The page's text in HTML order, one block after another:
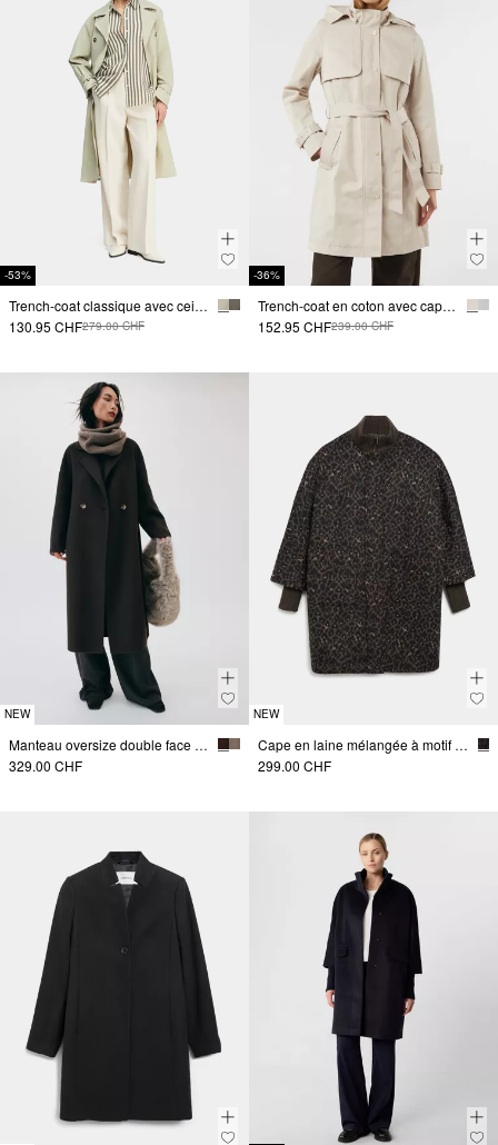
-53%
Trench-coat classique avec ceinture à nouer
130.95 CHF279.00 CHF
-36%
Trench-coat en coton avec capuche amovible et ceinture à nouer
152.95 CHF239.00 CHF
NEW
Manteau oversize double face en mélange de laine
329.00 CHF
NEW
Cape en laine mélangée à motif léopard
299.00 CHF